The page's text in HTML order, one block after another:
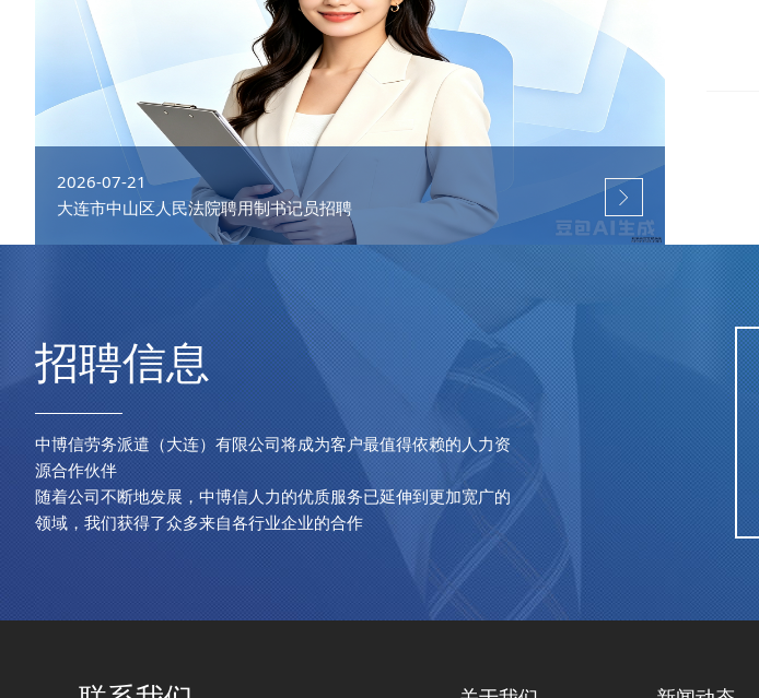
2026-07-21
大连市中山区人民法院聘用制书记员招聘
招聘信息
中博信劳务派遣（大连）有限公司将成为客户最值得依赖的人力资
源合作伙伴
随着公司不断地发展，中博信人力的优质服务已延伸到更加宽广的
领域，我们获得了众多来自各行业企业的合作